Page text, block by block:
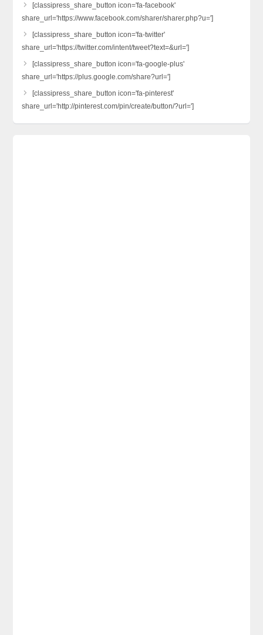
[classipress_share_button icon='fa-facebook'
share_url='https://www.facebook.com/sharer/sharer.php?u=']
[classipress_share_button icon='fa-twitter'
share_url='https://twitter.com/intent/tweet?text=&url=']
[classipress_share_button icon='fa-google-plus'
share_url='https://plus.google.com/share?url=']
[classipress_share_button icon='fa-pinterest'
share_url='http://pinterest.com/pin/create/button/?url=']